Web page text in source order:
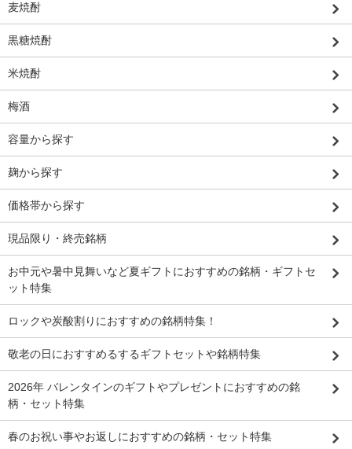
麦焼酎
黒糖焼酎
米焼酎
梅酒
容量から探す
麹から探す
価格帯から探す
現品限り・終売銘柄
お中元や暑中見舞いなど夏ギフトにおすすめの銘柄・ギフトセ
ット特集
ロックや炭酸割りにおすすめの銘柄特集！
敬老の日におすすめるするギフトセットや銘柄特集
2026年 バレンタインのギフトやプレゼントにおすすめの銘
柄・セット特集
春のお祝い事やお返しにおすすめの銘柄・セット特集